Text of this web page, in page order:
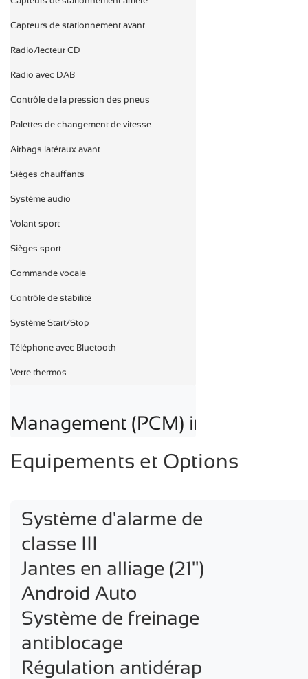
Capteurs de stationnement avant
Radio/lecteur CD
Radio avec DAB
Contrôle de la pression des pneus
Palettes de changement de vitesse
Airbags latéraux avant
Sièges chauffants
Système audio
Volant sport
Sièges sport
Commande vocale
Contrôle de stabilité
Système Start/Stop
Téléphone avec Bluetooth
Verre thermos
Management (PCM) incl.
Equipements et Options
Système d'alarme de
classe III
Jantes en alliage (21")
Android Auto
Système de freinage
antiblocage
Régulation antidérap